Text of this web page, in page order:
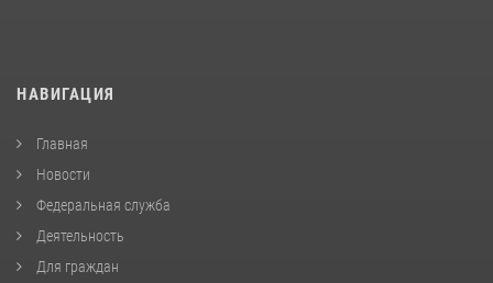
НАВИГАЦИЯ
Главная
Новости
Федеральная служба
Деятельность
Для граждан